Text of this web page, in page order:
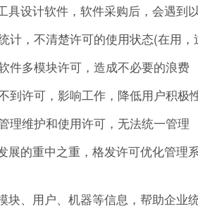
设计软件，软件采购后，会遇到
计，不清楚许可的使用状态(在用
件多模块许可，造成不必要的浪费
到许可，影响工作，降低用户积极
理维护和使用许可，无法统一管理
展的重中之重，格发许可优化管
块、用户、机器等信息，帮助企业